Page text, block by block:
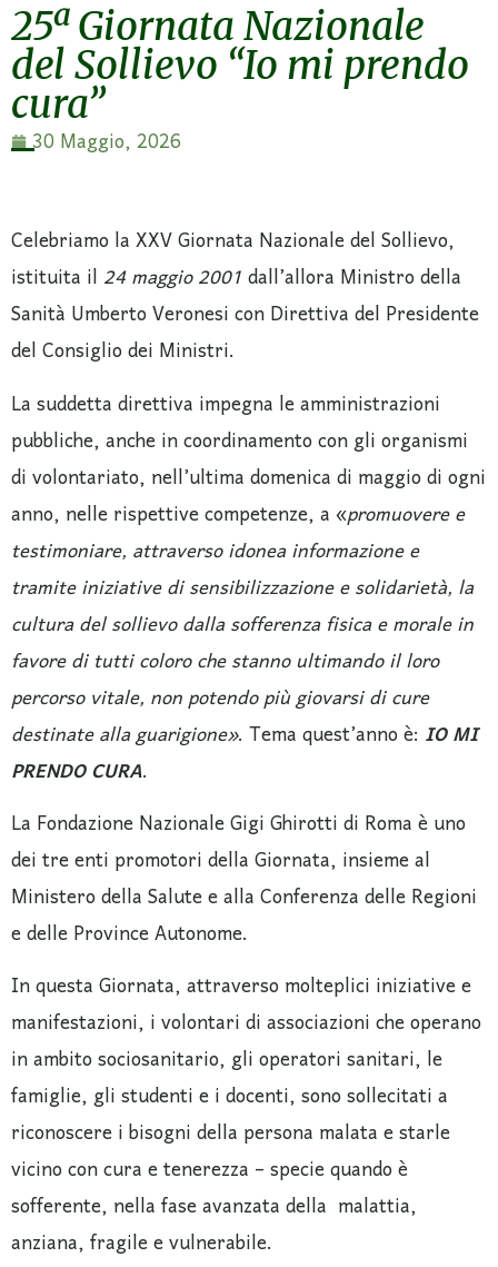
25ª Giornata Nazionale
del Sollievo “Io mi prendo
cura”
30 Maggio, 2026
Celebriamo la XXV Giornata Nazionale del Sollievo,
istituita il24 maggio 2001dall’allora Ministro della
Sanità Umberto Veronesi con Direttiva del Presidente
del Consiglio dei Ministri.
La suddetta direttiva impegna le amministrazioni
pubbliche, anche in coordinamento con gli organismi
di volontariato, nell’ultima domenica di maggio di ogni
anno, nelle rispettive competenze, a «promuovere e
testimoniare, attraverso idonea informazione e
tramite iniziative di sensibilizzazione e solidarietà, la
cultura del sollievo dalla sofferenza fisica e morale in
favore di tutti coloro che stanno ultimando il loro
percorso vitale, non potendo più giovarsi di cure
destinate alla guarigione». Tema quest’anno è: IO MI
PRENDO CURA.
La Fondazione Nazionale Gigi Ghirotti di Roma è uno
dei tre enti promotori della Giornata, insieme al
Ministero della Salute e alla Conferenza delle Regioni
e delle Province Autonome.
In questa Giornata, attraverso molteplici iniziative e
manifestazioni, i volontari di associazioni che operano
in ambito sociosanitario, gli operatori sanitari, le
famiglie, gli studenti e i docenti, sono sollecitati a
riconoscere i bisogni della persona malata e starle
vicino con cura e tenerezza – specie quando è
sofferente, nella fase avanzata della malattia,
anziana, fragile e vulnerabile.